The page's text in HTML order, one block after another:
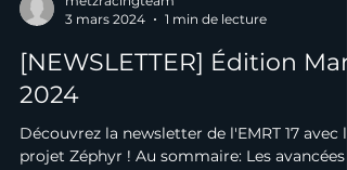
3 mars 2024
1 min de lecture
[NEWSLETTER] Édition Mars
2024